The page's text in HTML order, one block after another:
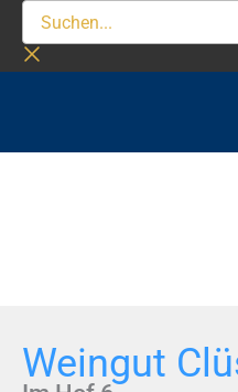
Inhalt
springen
Weingut